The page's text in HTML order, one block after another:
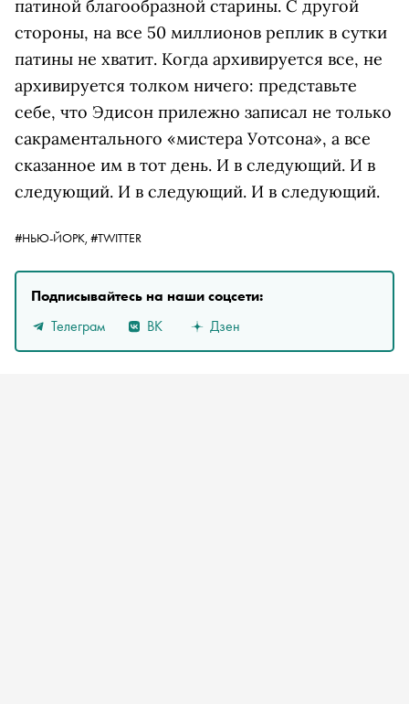
патиной благообразной старины. С другой
стороны, на все 50 миллионов реплик в сутки
патины не хватит. Когда архивируется все, не
архивируется толком ничего: представьте
себе, что Эдисон прилежно записал не только
сакраментального «мистера Уотсона», а все
сказанное им в тот день. И в следующий. И в
следующий. И в следующий. И в следующий.
#НЬЮ-ЙОРК, #TWITTER
Подписывайтесь на наши соцсети:
Телеграм
ВК Дзен